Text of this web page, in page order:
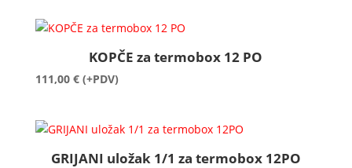
KOPČE za termobox 12 PO
111,00 € (+PDV)
GRIJANI uložak 1/1 za termobox 12PO